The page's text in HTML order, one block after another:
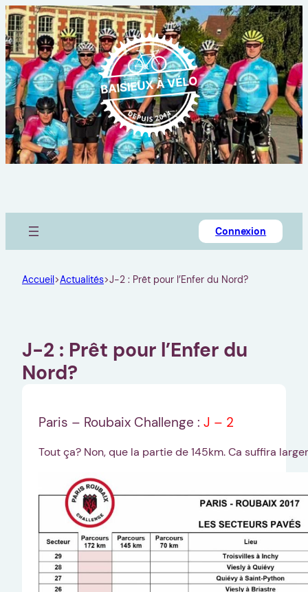
Connexion
Accueil>Actualités>J-2 : Prêt pour l’Enfer du Nord?
J-2 : Prêt pour l’Enfer du
Nord?
Paris – Roubaix Challenge : J – 2
Tout ça? Non, que la partie de 145km. Ca suffira